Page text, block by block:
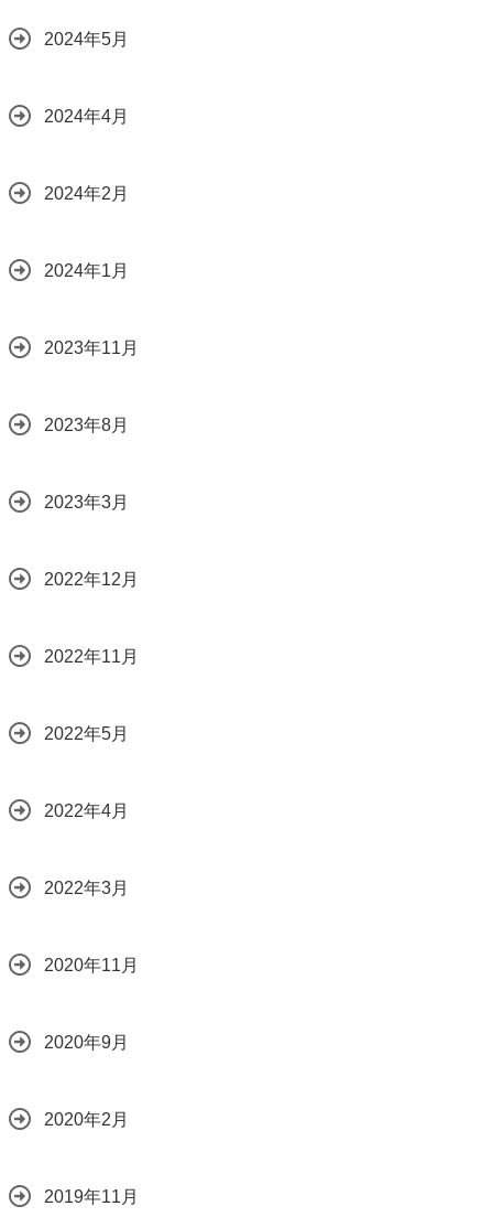
2024年5月
2024年4月
2024年2月
2024年1月
2023年11月
2023年8月
2023年3月
2022年12月
2022年11月
2022年5月
2022年4月
2022年3月
2020年11月
2020年9月
2020年2月
2019年11月